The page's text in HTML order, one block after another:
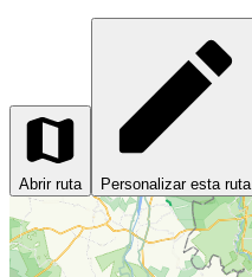
Abrir ruta Personalizar esta ruta